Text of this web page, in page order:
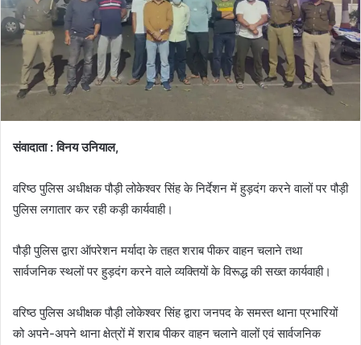
a
i
l
संवादाता : विनय उनियाल,
वरिष्ठ पुलिस अधीक्षक पौड़ी लोकेश्वर सिंह के निर्देशन में हुड़दंग करने वालों पर पौड़ी
पुलिस लगातार कर रही कड़ी कार्यवाही।
पौड़ी पुलिस द्वारा ऑपरेशन मर्यादा के तहत शराब पीकर वाहन चलाने तथा
सार्वजनिक स्थलों पर हुड़दंग करने वाले व्यक्तियों के विरूद्ध की सख्त कार्यवाही।
वरिष्ठ पुलिस अधीक्षक पौड़ी लोकेश्वर सिंह द्वारा जनपद के समस्त थाना प्रभारियों
को अपने-अपने थाना क्षेत्रों में शराब पीकर वाहन चलाने वालों एवं सार्वजनिक